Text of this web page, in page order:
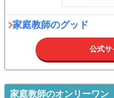
家庭教師のグッド
公式サ
家庭教師のオンリーワン